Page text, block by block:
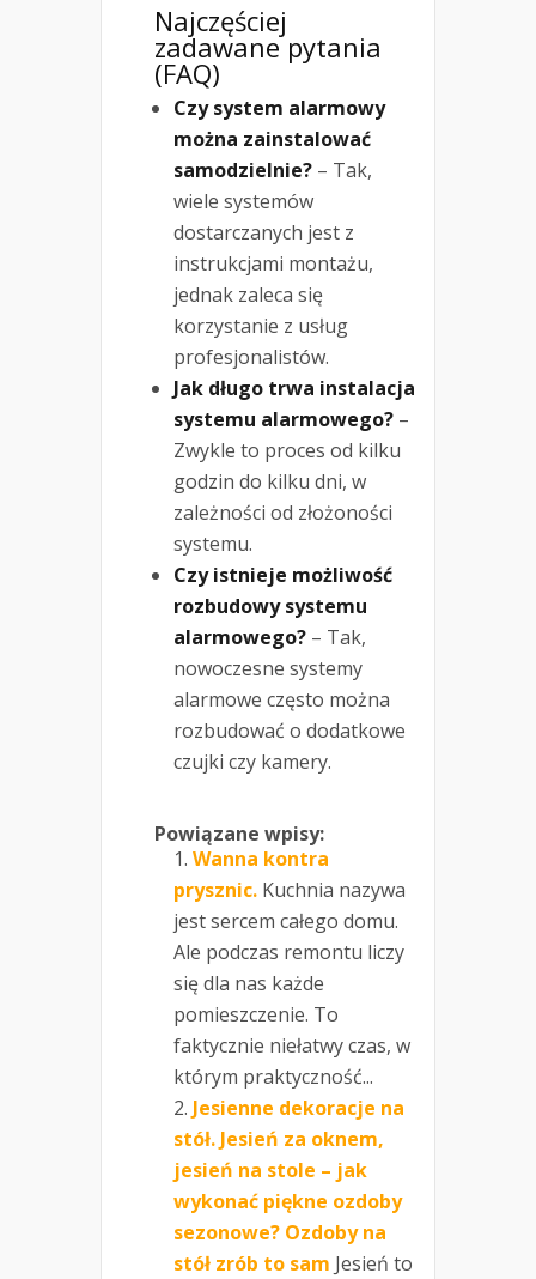
Najczęściej
zadawane pytania
(FAQ)
Czy system alarmowy
można zainstalować
samodzielnie? – Tak,
wiele systemów
dostarczanych jest z
instrukcjami montażu,
jednak zaleca się
korzystanie z usług
profesjonalistów.
Jak długo trwa instalacja
systemu alarmowego? –
Zwykle to proces od kilku
godzin do kilku dni, w
zależności od złożoności
systemu.
Czy istnieje możliwość
rozbudowy systemu
alarmowego? – Tak,
nowoczesne systemy
alarmowe często można
rozbudować o dodatkowe
czujki czy kamery.
Powiązane wpisy:
Wanna kontra
prysznic. Kuchnia nazywa
jest sercem całego domu.
Ale podczas remontu liczy
się dla nas każde
pomieszczenie. To
faktycznie niełatwy czas, w
którym praktyczność...
Jesienne dekoracje na
stół. Jesień za oknem,
jesień na stole – jak
wykonać piękne ozdoby
sezonowe? Ozdoby na
stół zrób to sam Jesień to